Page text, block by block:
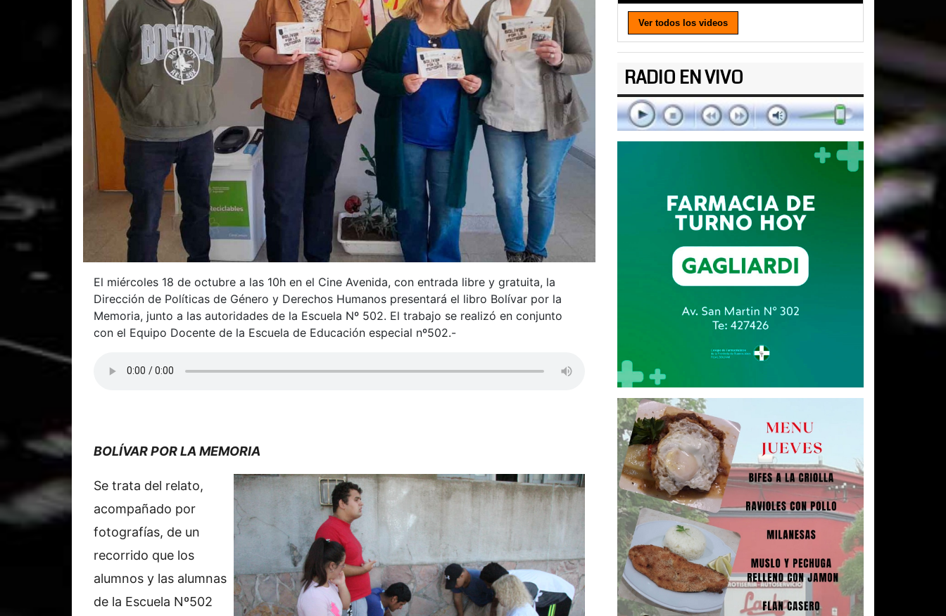
El miércoles 18 de octubre a las 10h en el Cine Avenida, con entrada libre y gratuita, la
Dirección de Políticas de Género y Derechos Humanos presentará el libro Bolívar por la
Memoria, junto a las autoridades de la Escuela Nº 502. El trabajo se realizó en conjunto
con el Equipo Docente de la Escuela de Educación especial nº502.-
BOLÍVAR POR LA MEMORIA
Se trata del relato,
acompañado por
fotografías, de un
recorrido que los
alumnos y las alumnas
de la Escuela Nº502
Ver todos los videos
RADIO EN VIVO